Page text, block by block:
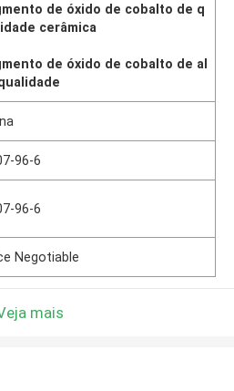
de óxido de cobalto de q
cerâmica
de óxido de cobalto de al
96-6
96-6
Negotiable
mais